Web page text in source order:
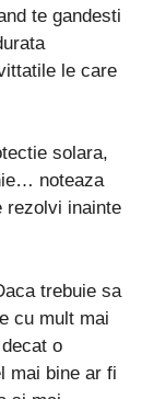
te gandesti
le care
solara,
noteaza
rezolvi inainte
trebuie sa
cu mult mai
o
mai bine ar fi